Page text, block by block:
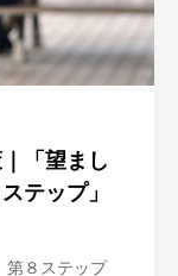
「望まし
テップ」
第８ステップ